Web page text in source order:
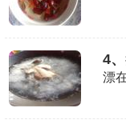
4、
漂